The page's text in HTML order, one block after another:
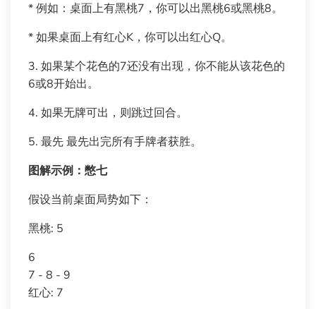
* 例如：桌面上有黑桃7，你可以出黑桃6或黑桃8。
* 如果桌面上有红心K，你可以出红心Q。
3. 如果某个花色的7还没有出现，你不能从该花色的
6或8开始出。
4. 如果无牌可出，则跳过回合。
5. 最先 最先出完所有手牌者获胜。
图解示例：憋七
假设当前桌面局势如下：
黑桃: 5
6
7 - 8 - 9
红心: 7